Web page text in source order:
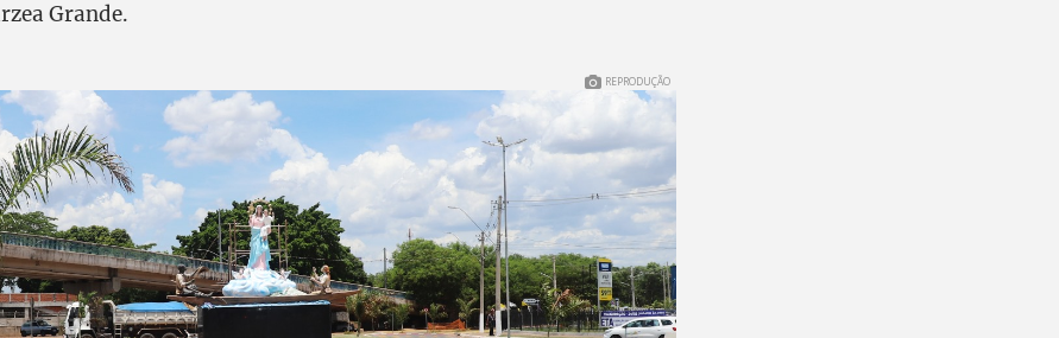
Grande.
REPRODUÇÃO